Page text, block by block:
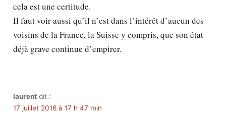
cela est une certitude.
Il faut voir aussi qu’il n’est dans l’intérêt d’aucun des
voisins de la France, la Suisse y compris, que son état
déjà grave continue d’empirer.
laurent dit :
17 juillet 2016 à 17 h 47 min